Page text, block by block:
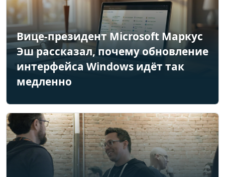
Вице-президент Microsoft Маркус
Эш рассказал, почему обновление
интерфейса Windows идёт так
медленно